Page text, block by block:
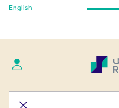
الإعلامي English